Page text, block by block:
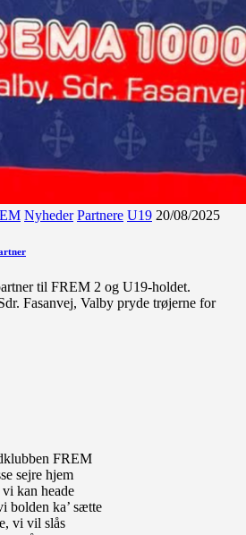
Nyheder Partnere U19 20/08/2025
til FREM 2 og U19-holdet.
Fasanvej, Valby pryde trøjerne for
FREM
sejre hjem
kan heade
bolden ka’ sætte
vi vil slås